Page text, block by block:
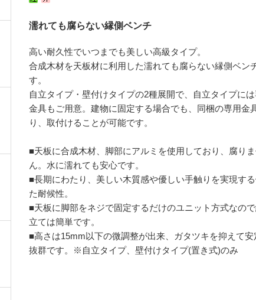
濡れても腐らない縁側ベンチ
高い耐久性でいつまでも美しい高級タイプ。
合成木材を天板材に利用した濡れても腐らない縁側ベン
す。
自立タイプ・壁付けタイプの2種展開で、自立タイプに
金具もご用意。建物に固定する場合でも、同梱の専用金
り、取付けることが可能です。
■天板に合成木材、脚部にアルミを使用しており、腐り
ん。水に濡れても安心です。
■長期にわたり、美しい木質感や優しい手触りを実現す
た耐候性。
■天板に脚部をネジで固定するだけのユニット方式なの
立ては簡単です。
■高さは15mm以下の微調整が出来、ガタツキを抑えて安
抜群です。※自立タイプ、壁付けタイプ(置き式)のみ